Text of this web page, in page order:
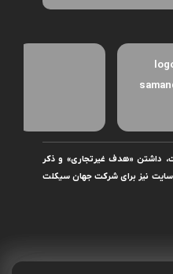
داشتن «هدف غیرتجاری» و ذکر
نیز برای شرکت جهان سیکلت